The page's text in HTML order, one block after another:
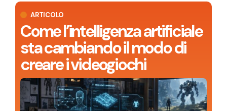
ARTICOLO
Come l’intelligenza artificiale
sta cambiando il modo di
creare i videogiochi